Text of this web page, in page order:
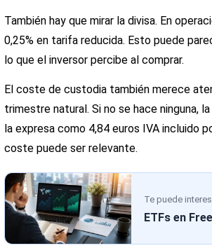
También hay que mirar la divisa. En
0,25% en tarifa reducida. Esto puede
lo que el inversor percibe al comprar.
El coste de custodia también merece
trimestre natural. Si no se hace ninguna,
la expresa como 4,84 euros IVA incluido
coste puede ser relevante.
Te puede
ETFs en